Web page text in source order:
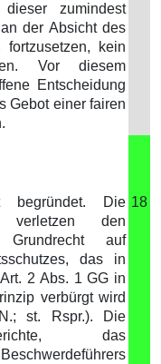
zumindest
der Absicht des
fortzusetzen, kein
Vor diesem
Entscheidung
Gebot einer fairen
begründet. Die
verletzen den
auf
das in
2 Abs. 1 GG in
verbürgt wird
st. Rspr.). Die
das
18